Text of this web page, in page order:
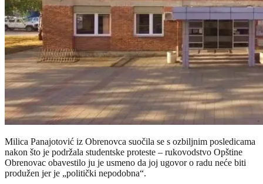
Milica Panajotović iz Obrenovca suočila se s ozbiljnim posledicama
nakon što je podržala studentske proteste – rukovodstvo Opštine
Obrenovac obavestilo ju je usmeno da joj ugovor o radu neće biti
produžen jer je „politički nepodobna“.